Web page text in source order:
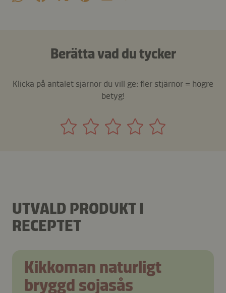
Berätta vad du tycker
Klicka på antalet sjärnor du vill ge: fler stjärnor = högre
betyg!
UTVALD PRODUKT I
RECEPTET
Kikkoman naturligt
bryggd sojasås